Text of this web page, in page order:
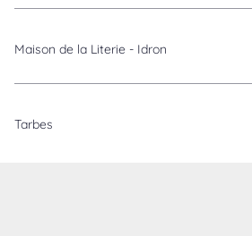
Maison de la Literie - Idron
Tarbes